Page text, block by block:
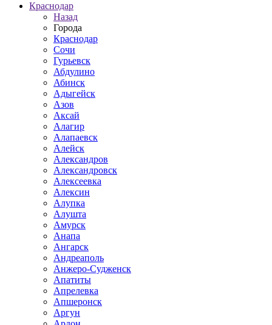
Краснодар
Назад
Города
Краснодар
Сочи
Гурьевск
Абдулино
Абинск
Адыгейск
Азов
Аксай
Алагир
Алапаевск
Алейск
Александров
Александровск
Алексеевка
Алексин
Алупка
Алушта
Амурск
Анапа
Ангарск
Андреаполь
Анжеро-Судженск
Апатиты
Апрелевка
Апшеронск
Аргун